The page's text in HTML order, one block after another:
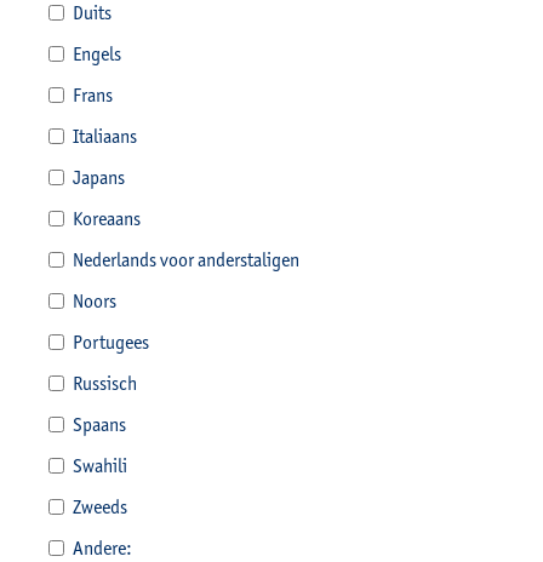
Duits
Engels
Frans
Italiaans
Japans
Koreaans
Nederlands voor anderstaligen
Noors
Portugees
Russisch
Spaans
Swahili
Zweeds
Andere: